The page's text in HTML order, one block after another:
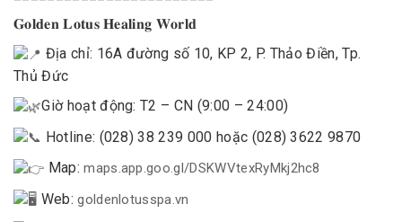
𝐆𝐨𝐥𝐝𝐞𝐧 𝐋𝐨𝐭𝐮𝐬 𝐇𝐞𝐚𝐥𝐢𝐧𝐠 𝐖𝐨𝐫𝐥𝐝
Địa chỉ: 16A đường số 10, KP 2, P. Thảo Điền, Tp.
Thủ Đức
Giờ hoạt động: T2 – CN (9:00 – 24:00)
Hotline: (028) 38 239 000 hoặc (028) 3622 9870
Map:maps.app.goo.gl/DSKWVtexRyMkj2hc8
Web:goldenlotusspa.vn